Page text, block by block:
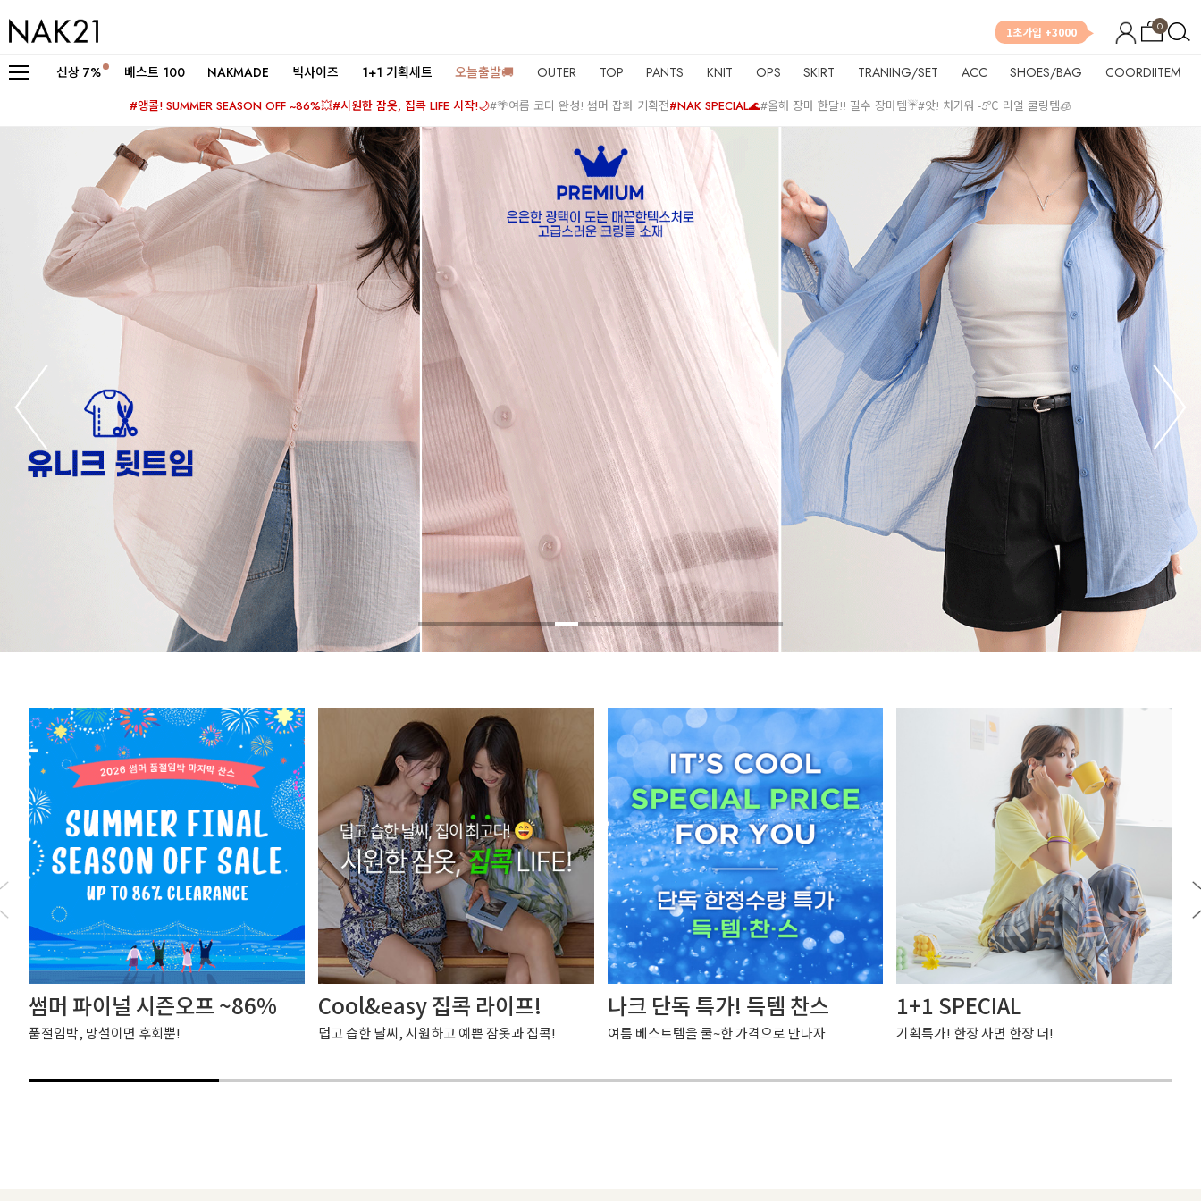
0
1초가입 +3000
신상 7% 베스트 100 NAKMADE 빅사이즈 1+1 기획세트 오늘출발🚚 OUTER TOP PANTS KNIT OPS SKIRT TRANING/SET ACC SHOES/BAG COORDIITEM
#앵콜! SUMMER SEASON OFF ~86%💥#시원한 잠옷, 집콕 LIFE 시작!🌙#🌴여름 코디 완성! 썸머 잡화 기획전#NAK SPECIAL🌊#올해 장마 한달!! 필수 장마템☔#앗! 차가워 -5℃ 리얼 쿨링템🧊
썸머 파이널 시즌오프 ~86%
품절임박, 망설이면 후회뿐!
Cool&easy 집콕 라이프!
덥고 습한 날씨, 시원하고 예쁜 잠옷과 집콕!
나크 단독 특가! 득템 찬스
여름 베스트템을 쿨~한 가격으로 만나자
1+1 SPECIAL
기획특가! 한장 사면 한장 더!